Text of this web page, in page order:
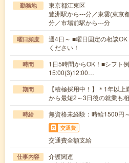
勤務地
東京都江東区
豊洲駅から---分／東雲(東京
分／市場前駅から---分
曜日頻度
週4日～ ■曜日固定の相談
ください！
時間
1日5時間からOK！■シフト
15:00(3)12:00…
期間
【積極採用中！】＊1年以
から最短2～3日後の就業も
時給 無資格未経験：時給1500
交通費
交通費全額支給
仕事内容
介護関連